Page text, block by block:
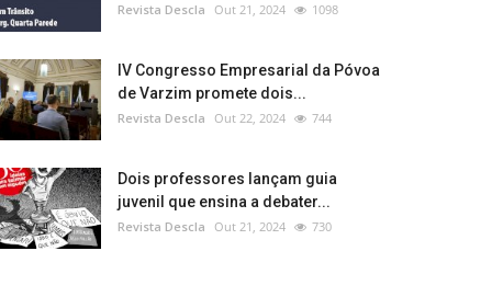
Revista Descla Out 21, 2024 1098
IV Congresso Empresarial da Póvoa
de Varzim promete dois...
Revista Descla Out 22, 2024 744
Dois professores lançam guia
juvenil que ensina a debater...
Revista Descla Out 21, 2024 730